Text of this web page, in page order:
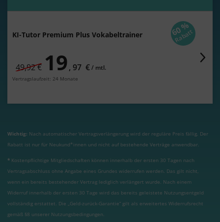
60 %
Rabatt
KI-Tutor Premium Plus Vokabeltrainer
19, 97 €
statt regulär
49,92 € / monatlich
mtl.
Vertragslaufzeit: 24 Monate
Wichtig: Nach automatischer Vertragsverlängerung wird der reguläre Preis fällig. Der
Rabatt ist nur für Neukund*innen und nicht auf bestehende Verträge anwendbar.
* Kostenpflichtige Mitgliedschaften können innerhalb der ersten 30 Tagen nach
Vertragsabschluss ohne Angabe eines Grundes widerrufen werden. Das gilt nicht,
wenn ein bereits bestehender Vertrag lediglich verlängert wurde. Nach einem
Widerruf innerhalb der ersten 30 Tage wird das bereits geleistete Nutzungsentgeld
vollständig erstattet. Die „Geld-zurück-Garantie“ gilt als erweitertes Widerrufsrecht
gemäß §8 unserer Nutzungsbedingungen.